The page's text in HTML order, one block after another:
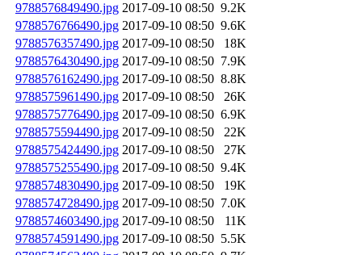
9788576849490.jpg 2017-09-10 08:50 9.2K
9788576766490.jpg 2017-09-10 08:50 9.6K
9788576357490.jpg 2017-09-10 08:50
18K
9788576430490.jpg 2017-09-10 08:50 7.9K
9788576162490.jpg 2017-09-10 08:50 8.8K
9788575961490.jpg 2017-09-10 08:50
26K
9788575776490.jpg 2017-09-10 08:50 6.9K
9788575594490.jpg 2017-09-10 08:50
22K
9788575424490.jpg 2017-09-10 08:50
27K
9788575255490.jpg 2017-09-10 08:50 9.4K
9788574830490.jpg 2017-09-10 08:50
19K
9788574728490.jpg 2017-09-10 08:50 7.0K
9788574603490.jpg 2017-09-10 08:50
11K
9788574591490.jpg 2017-09-10 08:50 5.5K